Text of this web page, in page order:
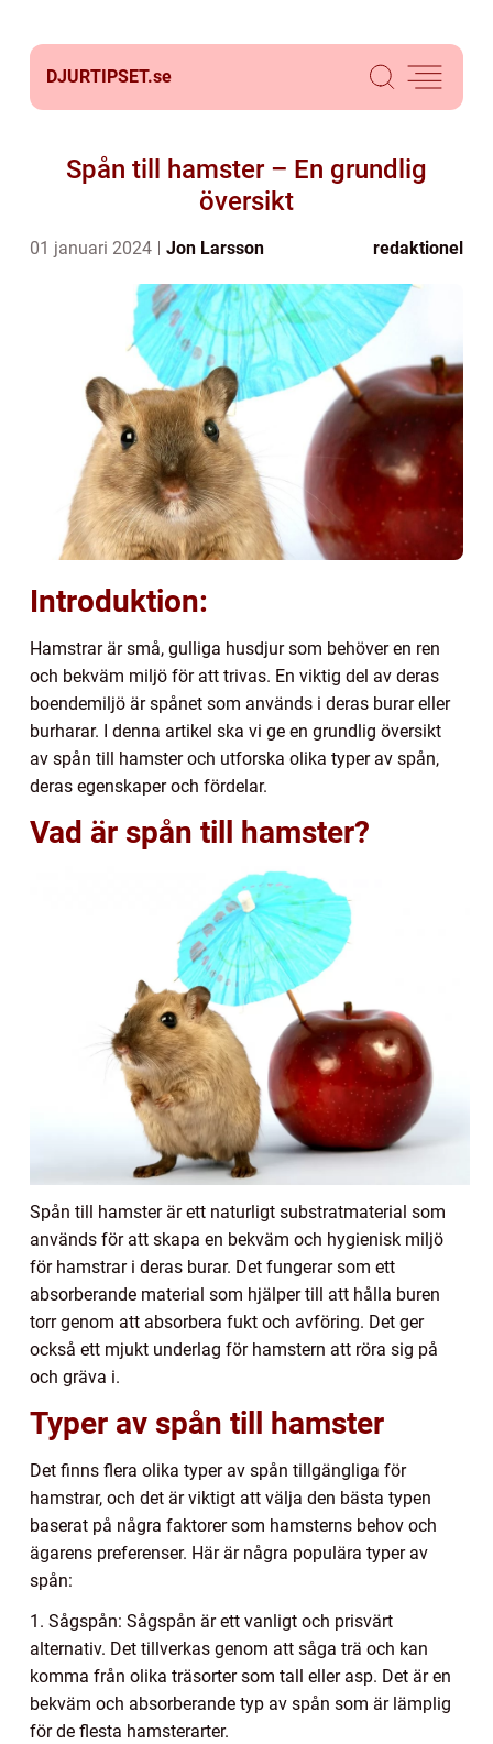
DJURTIPSET.se
Spån till hamster – En grundlig
översikt
01 januari 2024 Jon Larsson redaktionel
Introduktion:
Hamstrar är små, gulliga husdjur som behöver en ren
och bekväm miljö för att trivas. En viktig del av deras
boendemiljö är spånet som används i deras burar eller
burharar. I denna artikel ska vi ge en grundlig översikt
av spån till hamster och utforska olika typer av spån,
deras egenskaper och fördelar.
Vad är spån till hamster?
Spån till hamster är ett naturligt substratmaterial som
används för att skapa en bekväm och hygienisk miljö
för hamstrar i deras burar. Det fungerar som ett
absorberande material som hjälper till att hålla buren
torr genom att absorbera fukt och avföring. Det ger
också ett mjukt underlag för hamstern att röra sig på
och gräva i.
Typer av spån till hamster
Det finns flera olika typer av spån tillgängliga för
hamstrar, och det är viktigt att välja den bästa typen
baserat på några faktorer som hamsterns behov och
ägarens preferenser. Här är några populära typer av
spån:
1. Sågspån: Sågspån är ett vanligt och prisvärt
alternativ. Det tillverkas genom att såga trä och kan
komma från olika träsorter som tall eller asp. Det är en
bekväm och absorberande typ av spån som är lämplig
för de flesta hamsterarter.